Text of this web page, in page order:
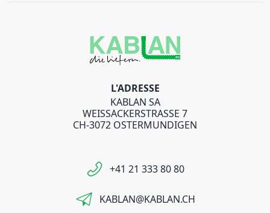
L'ADRESSE
KABLAN SA
WEISSACKERSTRASSE 7
CH-3072 OSTERMUNDIGEN
+41 21 333 80 80
KABLAN@KABLAN.CH